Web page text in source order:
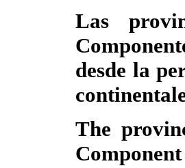
Las
desde la
The